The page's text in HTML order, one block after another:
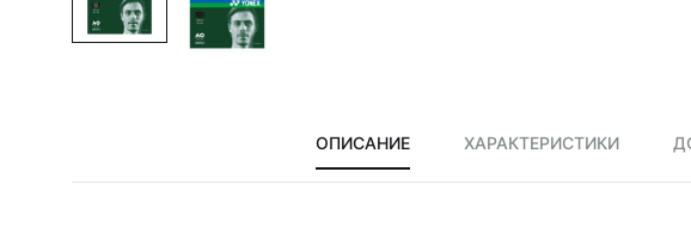
ОПИСАНИЕ ХАРАКТЕРИСТИКИ